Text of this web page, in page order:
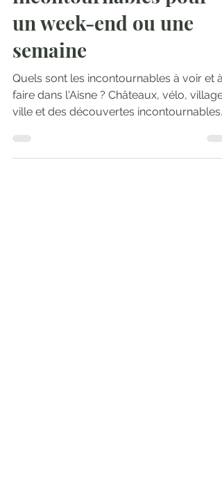
Que visiter dans l’Aisne
? Mes 10
incontournables pour
un week-end ou une
semaine